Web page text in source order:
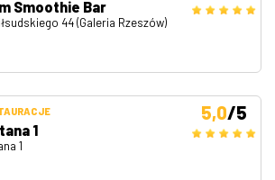
Smoothie Bar
44 (Galeria Rzeszów)
1
1
5,0/5